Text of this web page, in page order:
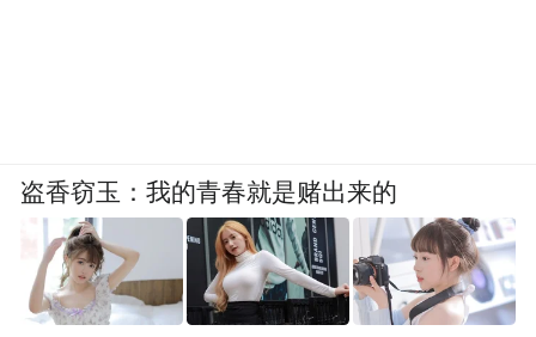
盗香窃玉：我的青春就是赌出来的